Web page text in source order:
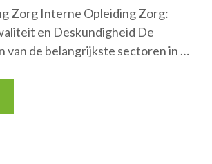
Zorg Interne Opleiding Zorg:
en Deskundigheid De
van de belangrijkste sectoren in …